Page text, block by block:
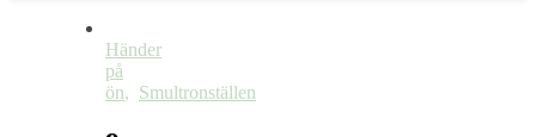
Händer
på
ön, Smultronställen